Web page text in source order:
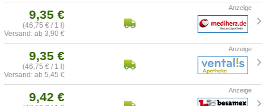
9,35 €
(46,75 € / 1 l)
Versand: ab 3,90 €
9,35 €
(46,75 € / 1 l)
Versand: ab 5,45 €
9,42 €